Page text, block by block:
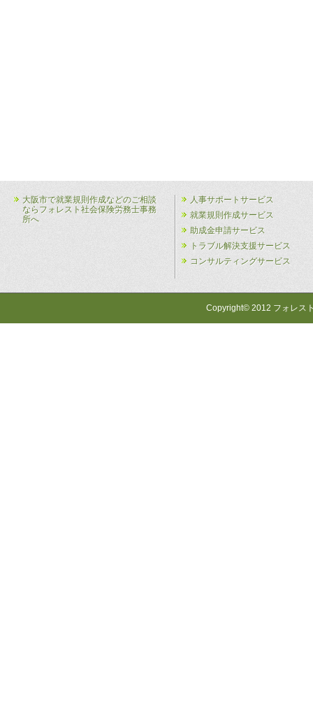
大阪市で就業規則作成などのご相談
ならフォレスト社会保険労務士事務
所へ
人事サポートサービス
就業規則作成サービス
助成金申請サービス
トラブル解決支援サービス
コンサルティングサービス
Copyright© 2012 フォレス